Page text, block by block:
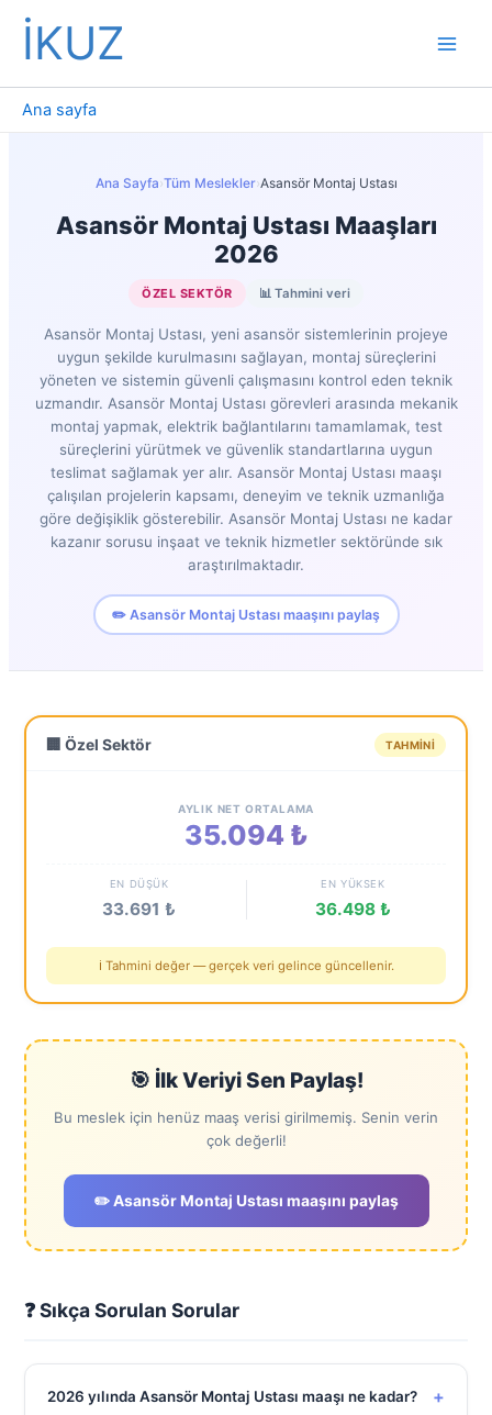
İçeriğe
İKUZ
Ana sayfa
Ana Sayfa›Tüm Meslekler›Asansör Montaj Ustası
Asansör Montaj Ustası Maaşları
2026
ÖZEL SEKTÖR 📊 Tahmini veri
Asansör Montaj Ustası, yeni asansör sistemlerinin projeye
uygun şekilde kurulmasını sağlayan, montaj süreçlerini
yöneten ve sistemin güvenli çalışmasını kontrol eden teknik
uzmandır. Asansör Montaj Ustası görevleri arasında mekanik
montaj yapmak, elektrik bağlantılarını tamamlamak, test
süreçlerini yürütmek ve güvenlik standartlarına uygun
teslimat sağlamak yer alır. Asansör Montaj Ustası maaşı
çalışılan projelerin kapsamı, deneyim ve teknik uzmanlığa
göre değişiklik gösterebilir. Asansör Montaj Ustası ne kadar
kazanır sorusu inşaat ve teknik hizmetler sektöründe sık
araştırılmaktadır.
✏️ Asansör Montaj Ustası maaşını paylaş
🏢 Özel Sektör TAHMINI
AYLIK NET ORTALAMA
35.094 ₺
EN DÜŞÜK
33.691 ₺
EN YÜKSEK
36.498 ₺
ℹ️ Tahmini değer — gerçek veri gelince güncellenir.
🎯 İlk Veriyi Sen Paylaş!
Bu meslek için henüz maaş verisi girilmemiş. Senin verin
çok değerli!
✏️ Asansör Montaj Ustası maaşını paylaş
❓ Sıkça Sorulan Sorular
2026 yılında Asansör Montaj Ustası maaşı ne kadar? +